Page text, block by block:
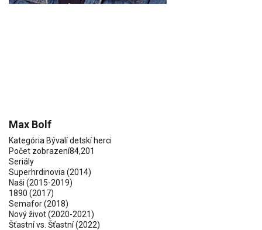
Max Bolf
Kategória Bývalí detskí herci
Počet zobrazení84,201
Seriály
Superhrdinovia (2014)
Naši (2015-2019)
1890 (2017)
Semafor(2018)
Nový život(2020-2021)
Šťastní vs. Šťastní(2022)